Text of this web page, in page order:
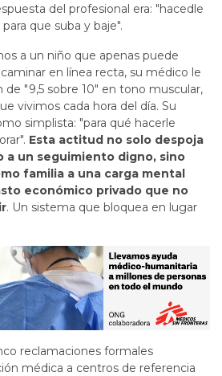
del profesional era: "hacedle
que suba y baje".
a un niño que apenas puede
en línea recta, su médico le
"9,5 sobre 10" en tono muscular,
vivimos cada hora del día. Su
simplista: "para qué hacerle
Esta actitud no solo despoja
a un seguimiento digno, sino
familia a una carga mental
económico privado que no
. Un sistema que bloquea en lugar
reclamaciones formales
médica a centros de referencia